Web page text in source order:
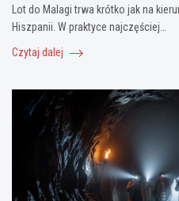
Lot do Malagi trwa krótko jak na
Hiszpanii. W praktyce najczęściej…
Czytaj dalej